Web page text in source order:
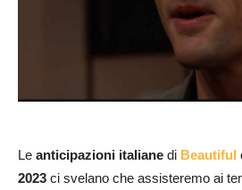
Le anticipazioni italiane di Beautiful
2023 ci svelano che assisteremo ai